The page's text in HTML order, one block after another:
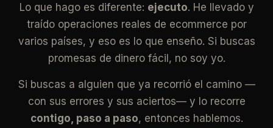
Lo que hago es diferente: ejecuto. He llevado y
traído operaciones reales de ecommerce por
varios países, y eso es lo que enseño. Si buscas
promesas de dinero fácil, no soy yo.
Si buscas a alguien que ya recorrió el camino —
con sus errores y sus aciertos— y lo recorre
contigo, paso a paso, entonces hablemos.